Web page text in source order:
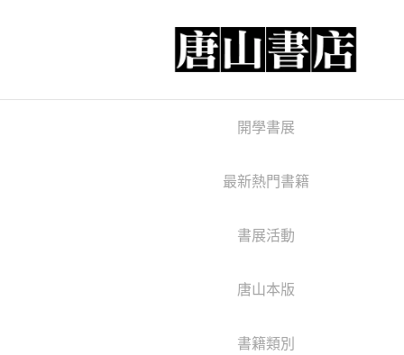
開學書展
最新熱門書籍
書展活動
唐山本版
書籍類別